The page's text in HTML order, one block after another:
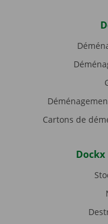
Cartons de